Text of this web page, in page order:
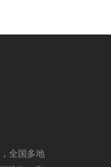
全国多地